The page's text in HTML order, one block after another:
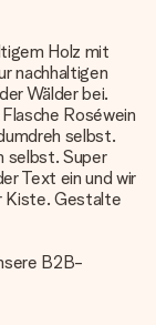
Holz mit
nachhaltigen
Wälder bei.
Roséwein
selbst.
selbst. Super
Text ein und wir
Kiste. Gestalte
B2B-